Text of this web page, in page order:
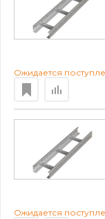
Ожидается
Ожидается